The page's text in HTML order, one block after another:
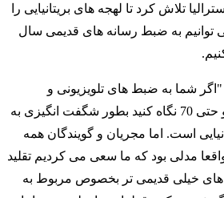
تلاش کرد تا لهجه های بریتانیایی را
توانیم به ضبط رسانه های قدیمی سال
شما به ضبط های تلویزیونی و
رادیویی دهه های 50، 60 و حتی 70 نگاه کنید بطور شگفت انگیزی به
است. اما مجریان و گویندگان همه
واقعا مدلی بود که ما سعی می کردیم تقلید
های خیلی قدیمی تر بخصوص مربوط به